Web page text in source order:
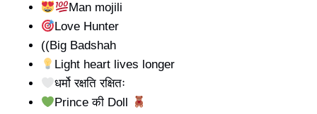
Man mojili
Love Hunter
((Big Badshah
Light heart lives longer
धर्मो रक्षति रक्षितः
Prince की Doll